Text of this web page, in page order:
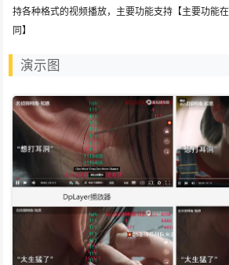
持各种格式的视频播放，主要功能支持【主要功能
同】
演示图